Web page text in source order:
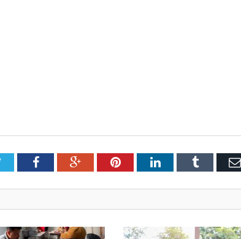
TwitterFacebookGoogle+PinterestLinkedInTumblr